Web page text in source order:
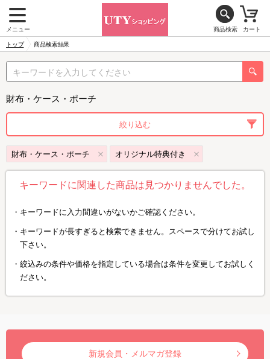
メニュー 商品検索 カート
トップ 商品検索結果
財布・ケース・ポーチ
絞り込む
財布・ケース・ポーチ オリジナル特典付き
キーワードに関連した商品は見つかりませんでした。
キーワードに入力間違いがないかご確認ください。
キーワードが長すぎると検索できません。スペースで分けてお試し
下さい。
絞込みの条件や価格を指定している場合は条件を変更してお試しく
ださい。
新規会員・メルマガ登録